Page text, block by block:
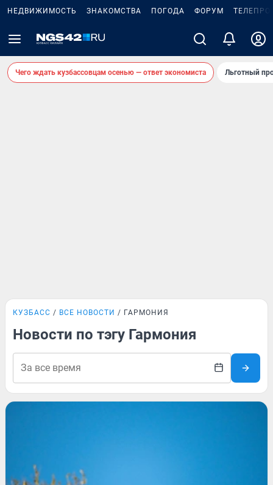
НЕДВИЖИМОСТЬ ЗНАКОМСТВА ПОГОДА ФОРУМ
Чего ждать кузбассовцам осенью — ответ экономиста Льготный
КУЗБАСС ВСЕ НОВОСТИ ГАРМОНИЯ
Новости по тэгу Гармония